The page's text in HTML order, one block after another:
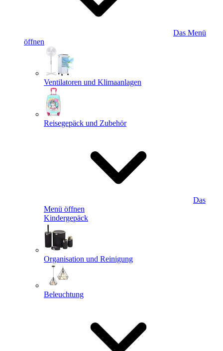
Das Menü
öffnen
Ventilatoren und Klimaanlagen
Reisegepäck und Zubehör
Das
Menü öffnen
Kindergepäck
Organisation und Reinigung
Beleuchtung